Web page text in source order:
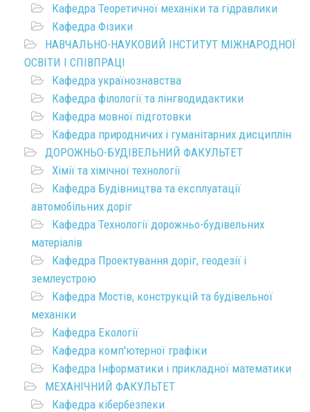
Кафедра Теоретичної механіки та гідравлики
Кафедра Фізики
НАВЧАЛЬНО-НАУКОВИЙ ІНСТИТУТ МІЖНАРОДНОЇ
ОСВІТИ І СПІВПРАЦІ
Кафедра українознавства
Кафедра філології та лінгводидактики
Кафедра мовної підготовки
Кафедра природничих і гуманітарних дисциплін
ДОРОЖНЬО-БУДІВЕЛЬНИЙ ФАКУЛЬТЕТ
Хімії та хімічної технології
Кафедра Будівництва та експлуатації
автомобільних доріг
Кафедра Технології дорожньо-будівельних
матеріалів
Кафедра Проектування доріг, геодезії і
землеустрою
Кафедра Мостів, конструкцій та будівельної
механіки
Кафедра Екології
Кафедра комп'ютерної графіки
Кафедра Інформатики і прикладної математики
МЕХАНІЧНИЙ ФАКУЛЬТЕТ
Кафедра кібербезпеки